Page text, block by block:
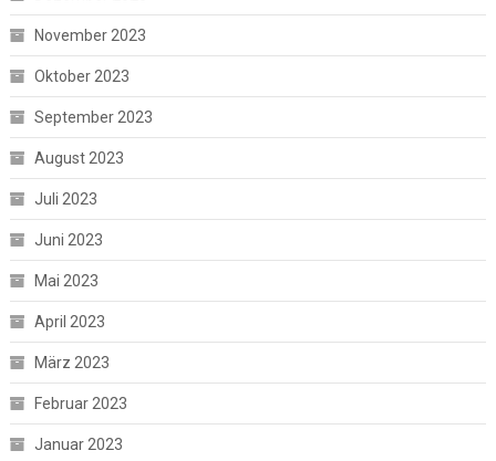
November 2023
Oktober 2023
September 2023
August 2023
Juli 2023
Juni 2023
Mai 2023
April 2023
März 2023
Februar 2023
Januar 2023